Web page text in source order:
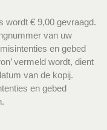
wordt € 9,00 gevraagd.
van uw
en gebed
vermeld wordt, dient
van de kopij.
en gebed